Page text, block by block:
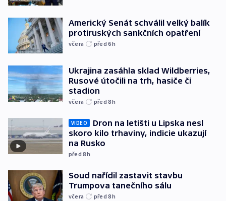
Americký Senát schválil velký balík
protiruských sankčních opatření
včera před 6h
Ukrajina zasáhla sklad Wildberries,
Rusové útočili na trh, hasiče či
stadion
včera před 8h
VIDEO
Dron na letišti u Lipska nesl
skoro kilo trhaviny, indicie ukazují
na Rusko
před 8h
Soud nařídil zastavit stavbu
Trumpova tanečního sálu
včera před 8h